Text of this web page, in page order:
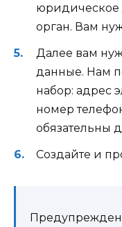
юридическое
орган. Вам
Далее вам
данные. Нам
набор: адрес
номер
обязательны
Создайте и